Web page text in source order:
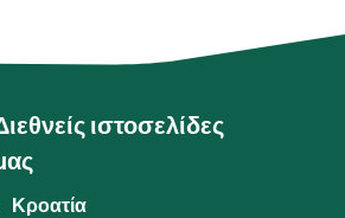
ιστοσελίδες
Κροατία